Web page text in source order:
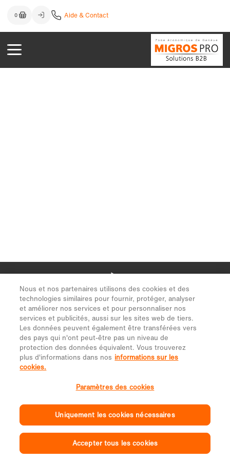
Nous et nos partenaires utilisons des cookies et des
technologies similaires pour fournir, protéger, analyser
et améliorer nos services et pour personnaliser nos
services et publicités, aussi sur les sites web de tiers.
Les données peuvent également être transférées vers
des pays qui n'ont peut-être pas un niveau de
protection des données équivalent. Vous trouverez
plus d'informations dans nos informations sur les
cookies.
Paramètres des cookies
Uniquement les cookies nécessaires
Accepter tous les cookies